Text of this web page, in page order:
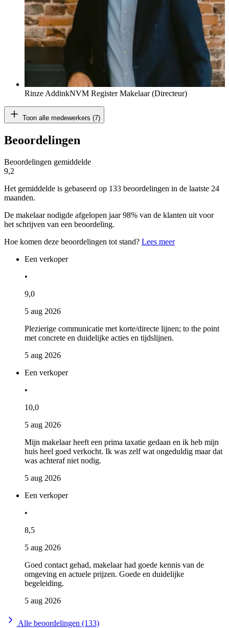
Rinze AddinkNVM Register Makelaar (Directeur)
Toon alle medewerkers (7)
Beoordelingen
Beoordelingen gemiddelde
9,2
Het gemiddelde is gebaseerd op 133 beoordelingen in de laatste 24
maanden.
De makelaar nodigde afgelopen jaar 98% van de klanten uit voor
het schrijven van een beoordeling.
Hoe komen deze beoordelingen tot stand? Lees meer
Een verkoper
•
9,0
5 aug 2026
Plezierige communicatie met korte/directe lijnen; to the point
met concrete en duidelijke acties en tijdslijnen.
5 aug 2026
Een verkoper
•
10,0
5 aug 2026
Mijn makelaar heeft een prima taxatie gedaan en ik heb mijn
huis heel goed verkocht. Ik was zelf wat ongeduldig maar dat
was achteraf niet nodig.
5 aug 2026
Een verkoper
•
8,5
5 aug 2026
Goed contact gehad, makelaar had goede kennis van de
omgeving en actuele prijzen. Goede en duidelijke
begeleiding.
5 aug 2026
Alle beoordelingen (133)